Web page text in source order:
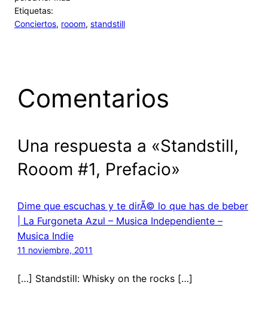
Etiquetas:
Conciertos, rooom, standstill
Comentarios
Una respuesta a «Standstill,
Rooom #1, Prefacio»
Dime que escuchas y te dirÃ© lo que has de beber
| La Furgoneta Azul – Musica Independiente –
Musica Indie
11 noviembre, 2011
[…] Standstill: Whisky on the rocks […]